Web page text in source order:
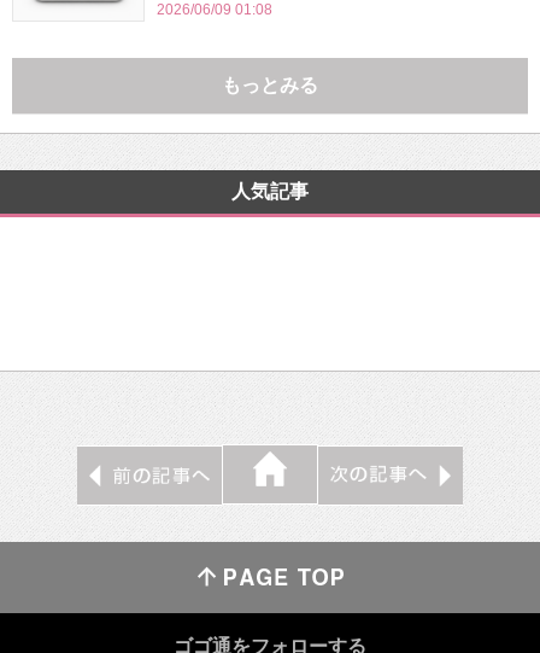
2026/06/09 01:08
もっとみる
人気記事
ゴゴ通をフォローする